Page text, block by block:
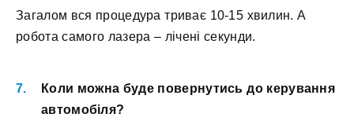
Загалом вся процедура триває 10-15 хвилин. А
робота самого лазера – лічені секунди.
Коли можна буде повернутись до керування
автомобіля?